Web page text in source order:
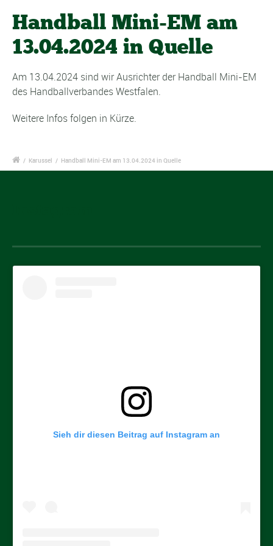
Handball Mini-EM am
13.04.2024 in Quelle
Am 13.04.2024 sind wir Ausrichter der Handball Mini-EM
des Handballverbandes Westfalen.
Weitere Infos folgen in Kürze.
/ Karussel / Handball Mini-EM am 13.04.2024 in Quelle
Sieh dir diesen Beitrag auf Instagram an